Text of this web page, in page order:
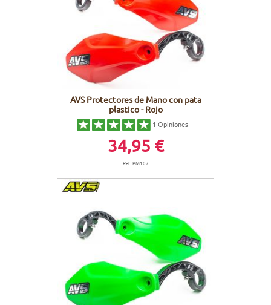
AVS Protectores de Mano con pata
plastico - Rojo
1 Opiniones
34,95 €
Ref. PM107